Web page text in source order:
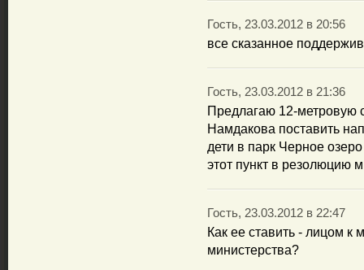
Гость, 23.03.2012 в 20:56
все сказанное
Гость, 23.03.2012 в 21:36
Предлагаю 12-метровую
Намдакова поставить
дети в парк Черное
этот пункт в резолюцию
Гость, 23.03.2012 в 22:47
Как ее ставить - лицом к
министерства?